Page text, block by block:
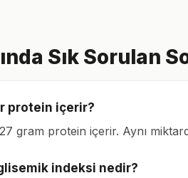
Sık Sorulan
protein içerir?
gram protein içerir. Aynı
indeksi nedir?